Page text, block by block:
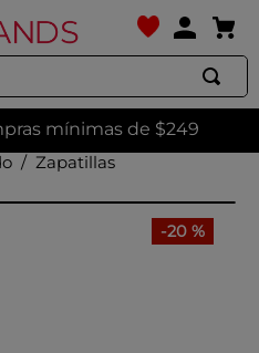
mínimas de $249
Zapatillas
-20 %